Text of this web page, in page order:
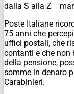
dalla S alla Z
Poste Italiane
75 anni che
uffici postali, che
contanti e che non
della pensione,
somme in denaro
Carabinieri.